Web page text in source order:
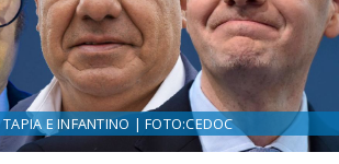
TAPIA E INFANTINO | FOTO:CEDOC